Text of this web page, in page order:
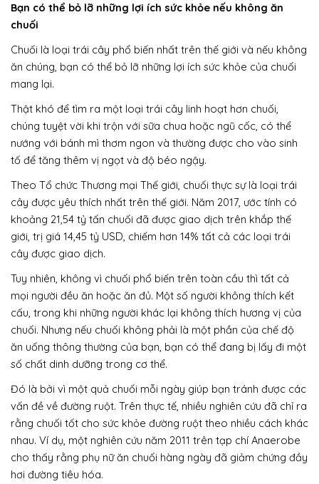
Bạn có thể bỏ lỡ những lợi ích sức khỏe nếu không ăn
chuối
Chuối là loại trái cây phổ biến nhất trên thế giới và nếu không
ăn chúng, bạn có thể bỏ lỡ những lợi ích sức khỏe của chuối
mang lại.
Thật khó để tìm ra một loại trái cây linh hoạt hơn chuối,
chúng tuyệt vời khi trộn với sữa chua hoặc ngũ cốc, có thể
nướng với bánh mì thơm ngon và thường được cho vào sinh
tố để tăng thêm vị ngọt và độ béo ngậy.
Theo Tổ chức Thương mại Thế giới, chuối thực sự là loại trái
cây được yêu thích nhất trên thế giới. Năm 2017, ước tính có
khoảng 21,54 tỷ tấn chuối đã được giao dịch trên khắp thế
giới, trị giá 14,45 tỷ USD, chiếm hơn 14% tất cả các loại trái
cây được giao dịch.
Tuy nhiên, không vì chuối phổ biến trên toàn cầu thì tất cả
mọi người đều ăn hoặc ăn đủ. Một số người không thích kết
cấu, trong khi những người khác lại không thích hương vị của
chuối. Nhưng nếu chuối không phải là một phần của chế độ
ăn uống thông thường của bạn, bạn có thể đang bị lấy đi một
số chất dinh dưỡng trong cơ thể.
Đó là bởi vì một quả chuối mỗi ngày giúp bạn tránh được các
vấn đề về đường ruột. Trên thực tế, nhiều nghiên cứu đã chỉ ra
rằng chuối tốt cho sức khỏe đường ruột theo nhiều cách khác
nhau. Ví dụ, một nghiên cứu năm 2011 trên tạp chí Anaerobe
cho thấy rằng phụ nữ ăn chuối hàng ngày đã giảm chứng đầy
hơi đường tiêu hóa.